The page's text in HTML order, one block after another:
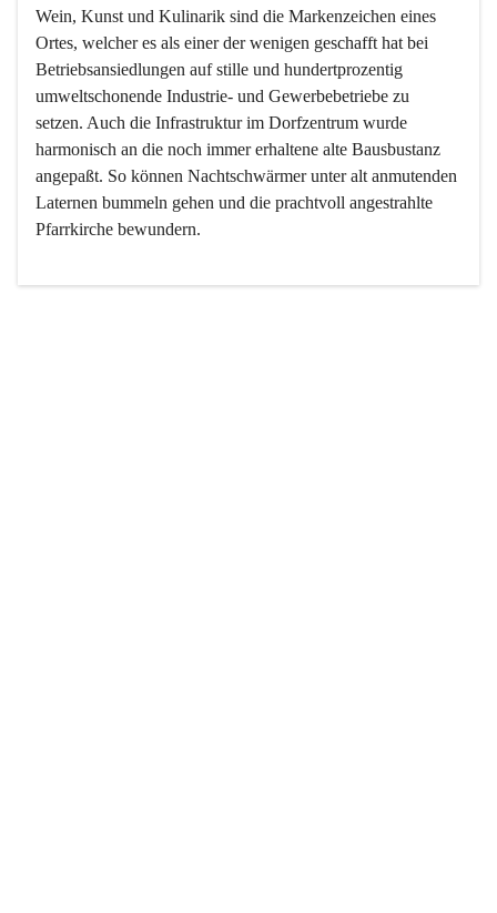
Wein, Kunst und Kulinarik sind die Markenzeichen eines
Ortes, welcher es als einer der wenigen geschafft hat bei
Betriebsansiedlungen auf stille und hundertprozentig
umweltschonende Industrie- und Gewerbebetriebe zu
setzen. Auch die Infrastruktur im Dorfzentrum wurde
harmonisch an die noch immer erhaltene alte Bausbustanz
angepaßt. So können Nachtschwärmer unter alt anmutenden
Laternen bummeln gehen und die prachtvoll angestrahlte
Pfarrkirche bewundern.
Der Weinbau dominert heute nicht mehr, ist aber integrativer